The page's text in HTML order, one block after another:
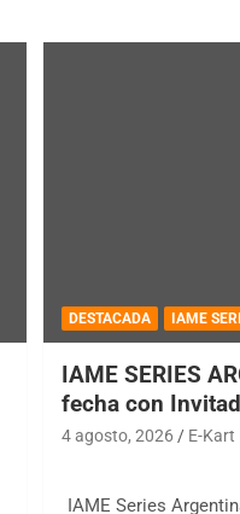
DESTACADA IAME
IAME SERIES
fecha con
4 agosto, 2026 E-Kart
IAME Series